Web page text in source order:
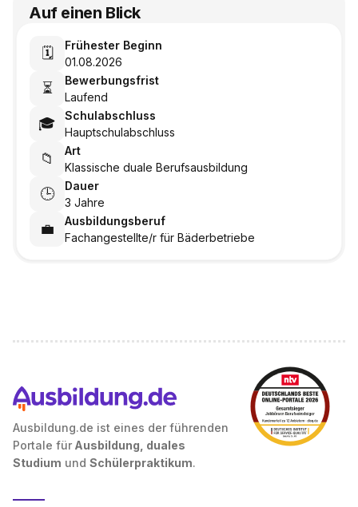
Auf einen Blick
🗓️
Frühester Beginn
01.08.2026
⏳
Bewerbungsfrist
Laufend
🎓
Schulabschluss
Hauptschulabschluss
📁
Art
Klassische duale Berufsausbildung
🕒
Dauer
3 Jahre
💼
Ausbildungsberuf
Fachangestellte/r für Bäderbetriebe
Ausbildung.de ist eines der führenden
Portale für Ausbildung, duales
Studium und Schülerpraktikum.